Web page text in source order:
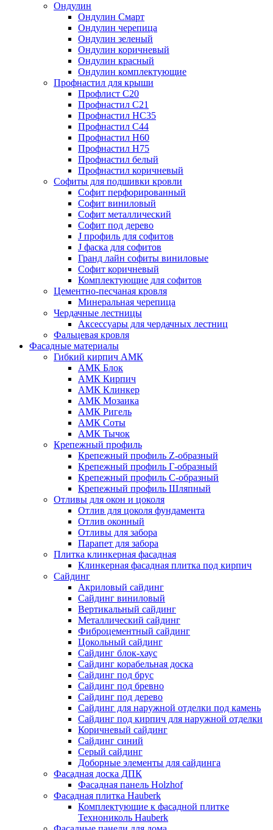
Ондулин
Ондулин Смарт
Ондулин черепица
Ондулин зеленый
Ондулин коричневый
Ондулин красный
Ондулин комплектующие
Профнастил для крыши
Профлист С20
Профнастил С21
Профнастил НС35
Профнастил С44
Профнастил Н60
Профнастил Н75
Профнастил белый
Профнастил коричневый
Софиты для подшивки кровли
Cофит перфорированный
Софит виниловый
Софит металлический
Софит под дерево
J профиль для софитов
J фаска для софитов
Гранд лайн софиты виниловые
Софит коричневый
Комплектующие для софитов
Цементно-песчаная кровля
Минеральная черепица
Чердачные лестницы
Аксессуары для чердачных лестниц
Фальцевая кровля
Фасадные материалы
Гибкий кирпич АМК
АМК Блок
АМК Кирпич
АМК Клинкер
АМК Мозаика
АМК Ригель
АМК Соты
АМК Тычок
Крепежный профиль
Крепежный профиль Z-образный
Крепежный профиль Г-образный
Крепежный профиль С-образный
Крепежный профиль Шляпный
Отливы для окон и цоколя
Отлив для цоколя фундамента
Отлив оконный
Отливы для забора
Парапет для забора
Плитка клинкерная фасадная
Клинкерная фасадная плитка под кирпич
Сайдинг
Акриловый сайдинг
Сайдинг виниловый
Вертикальный сайдинг
Металлический сайдинг
Фиброцементный сайдинг
Цокольный сайдинг
Сайдинг блок-хаус
Сайдинг корабельная доска
Сайдинг под брус
Сайдинг под бревно
Сайдинг под дерево
Сайдинг для наружной отделки под камень
Сайдинг под кирпич для наружной отделки
Коричневый сайдинг
Сайдинг синий
Серый сайдинг
Доборные элементы для сайдинга
Фасадная доска ДПК
Фасадная панель Holzhof
Фасадная плитка Hauberk
Комплектующие к фасадной плитке
Технониколь Hauberk